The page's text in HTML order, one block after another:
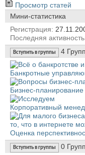
Просмотр статей
Мини-статистика
Регистрация
Последняя активность
Вступить в группы 4
Банкротные
Бизнес-планирование
Корпоративный
Оценка
Вступить в группы 0